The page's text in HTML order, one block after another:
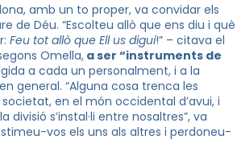
amb un to proper, va convidar els
de Déu. “Escolteu allò que ens diu i què
Feu tot allò que Ell us digui!” – citava el
Omella, a ser “instruments de
a cada un personalment, i a la
general. “Alguna cosa trenca les
en el món occidental d’avui, i
divisió s’instal·li entre nosaltres”, va
vos els uns als altres i perdoneu-